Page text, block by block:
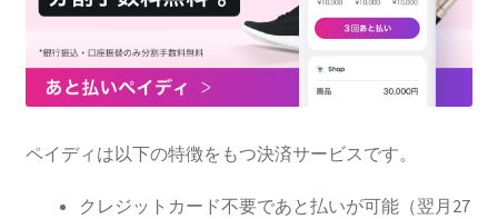
ペイディは以下の特徴をもつ決済サービスです。
クレジットカード不要であと払いが可能（翌月27